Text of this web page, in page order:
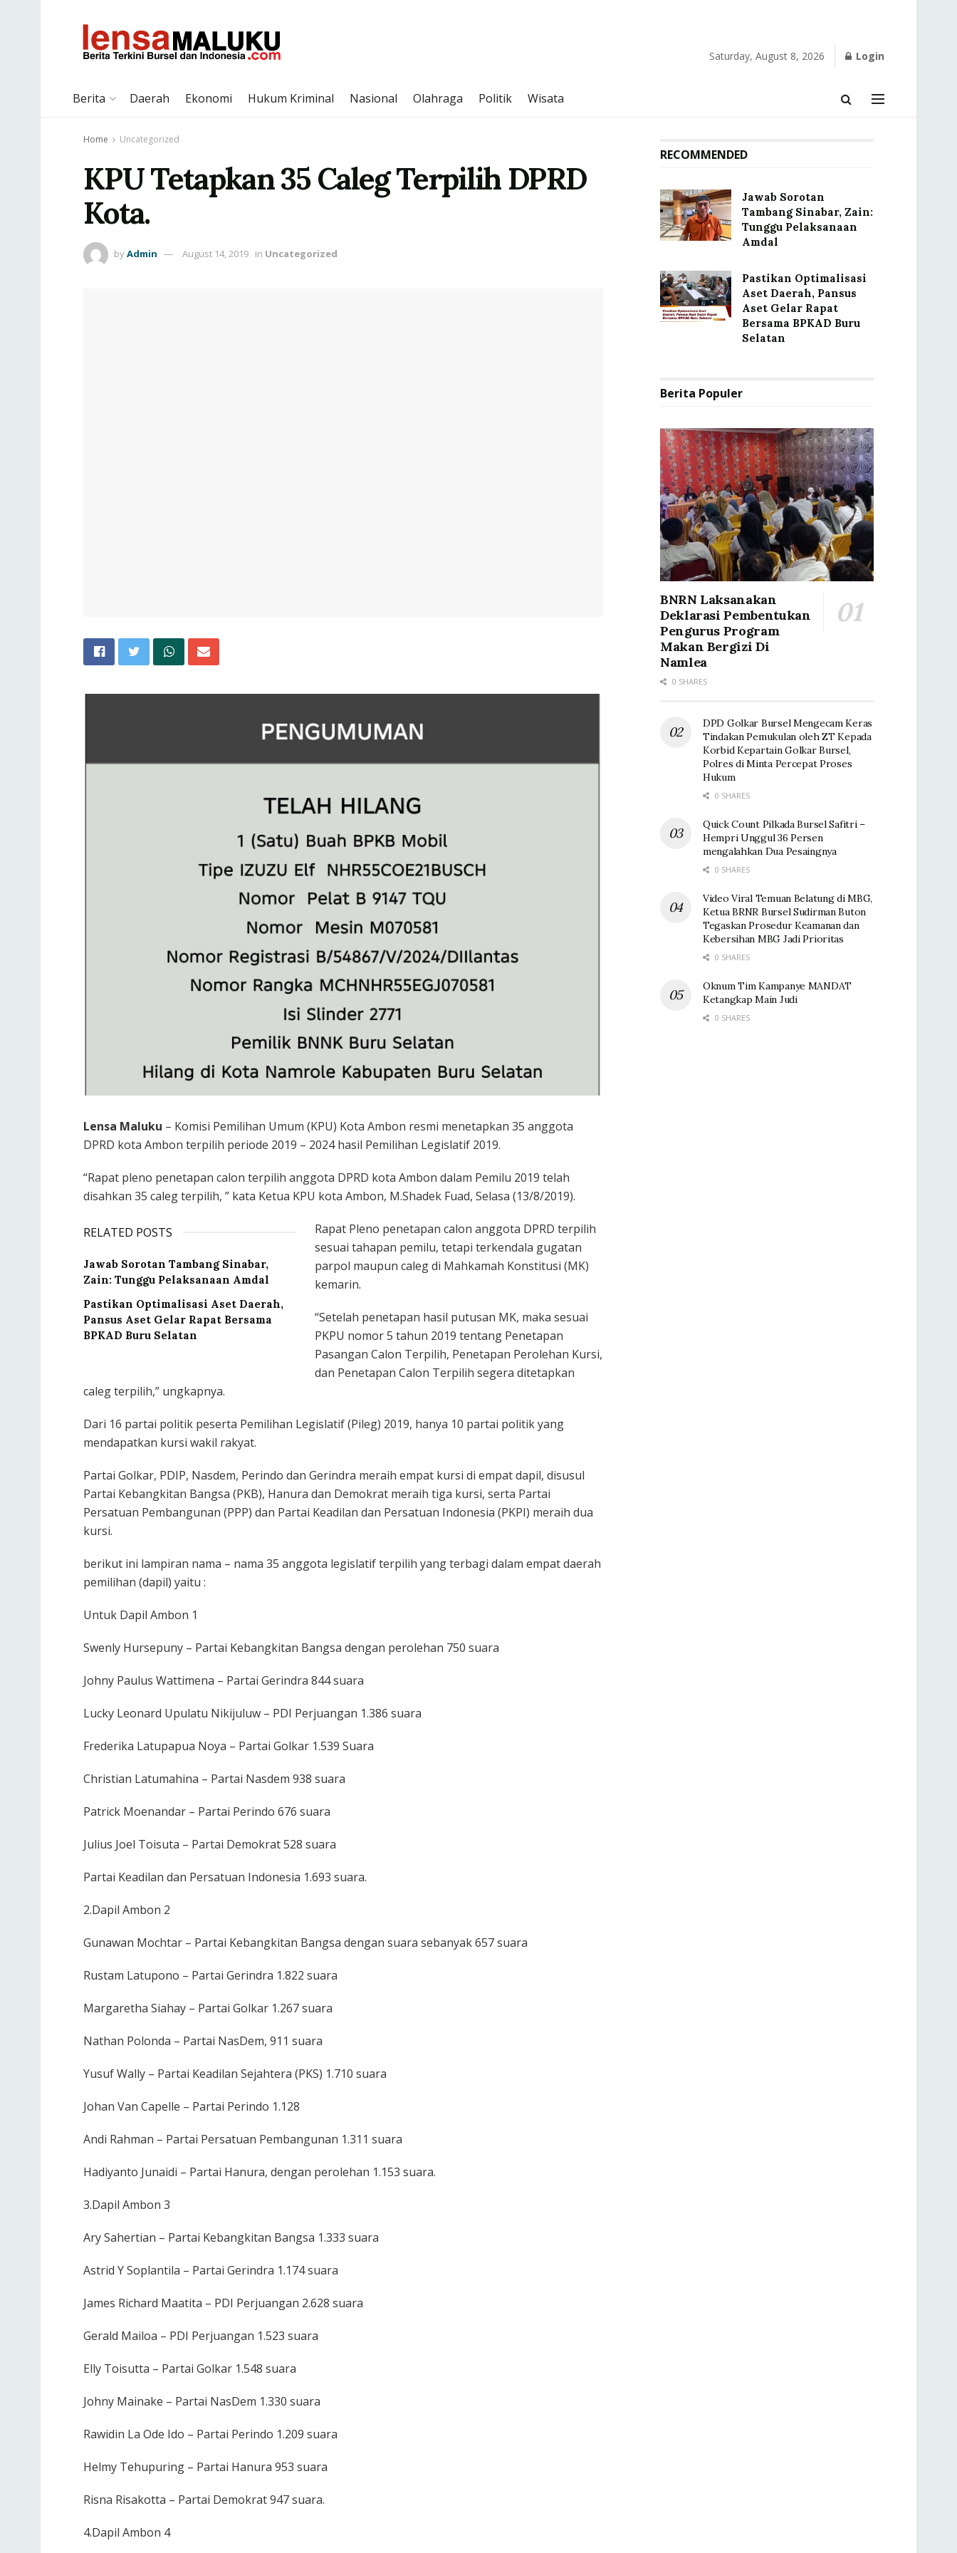
Saturday, August 8, 2026 Login
Berita Daerah Ekonomi Hukum Kriminal Nasional Olahraga Politik Wisata
Home Uncategorized
KPU Tetapkan 35 Caleg Terpilih DPRD
Kota.
byAdmin August 14, 2019 in Uncategorized
Lensa Maluku – Komisi Pemilihan Umum (KPU) Kota Ambon resmi menetapkan 35 anggota
DPRD kota Ambon terpilih periode 2019 – 2024 hasil Pemilihan Legislatif 2019.
“Rapat pleno penetapan calon terpilih anggota DPRD kota Ambon dalam Pemilu 2019 telah
disahkan 35 caleg terpilih, ” kata Ketua KPU kota Ambon, M.Shadek Fuad, Selasa (13/8/2019).
RELATED POSTS
Jawab Sorotan Tambang Sinabar,
Zain: Tunggu Pelaksanaan Amdal
Pastikan Optimalisasi Aset Daerah,
Pansus Aset Gelar Rapat Bersama
BPKAD Buru Selatan
Rapat Pleno penetapan calon anggota DPRD terpilih
sesuai tahapan pemilu, tetapi terkendala gugatan
parpol maupun caleg di Mahkamah Konstitusi (MK)
kemarin.
“Setelah penetapan hasil putusan MK, maka sesuai
PKPU nomor 5 tahun 2019 tentang Penetapan
Pasangan Calon Terpilih, Penetapan Perolehan Kursi,
dan Penetapan Calon Terpilih segera ditetapkan
caleg terpilih,” ungkapnya.
Dari 16 partai politik peserta Pemilihan Legislatif (Pileg) 2019, hanya 10 partai politik yang
mendapatkan kursi wakil rakyat.
Partai Golkar, PDIP, Nasdem, Perindo dan Gerindra meraih empat kursi di empat dapil, disusul
Partai Kebangkitan Bangsa (PKB), Hanura dan Demokrat meraih tiga kursi, serta Partai
Persatuan Pembangunan (PPP) dan Partai Keadilan dan Persatuan Indonesia (PKPI) meraih dua
kursi.
berikut ini lampiran nama – nama 35 anggota legislatif terpilih yang terbagi dalam empat daerah
pemilihan (dapil) yaitu :
Untuk Dapil Ambon 1
Swenly Hursepuny – Partai Kebangkitan Bangsa dengan perolehan 750 suara
Johny Paulus Wattimena – Partai Gerindra 844 suara
Lucky Leonard Upulatu Nikijuluw – PDI Perjuangan 1.386 suara
Frederika Latupapua Noya – Partai Golkar 1.539 Suara
Christian Latumahina – Partai Nasdem 938 suara
Patrick Moenandar – Partai Perindo 676 suara
Julius Joel Toisuta – Partai Demokrat 528 suara
Partai Keadilan dan Persatuan Indonesia 1.693 suara.
2.Dapil Ambon 2
Gunawan Mochtar – Partai Kebangkitan Bangsa dengan suara sebanyak 657 suara
Rustam Latupono – Partai Gerindra 1.822 suara
Margaretha Siahay – Partai Golkar 1.267 suara
Nathan Polonda – Partai NasDem, 911 suara
Yusuf Wally – Partai Keadilan Sejahtera (PKS) 1.710 suara
Johan Van Capelle – Partai Perindo 1.128
Andi Rahman – Partai Persatuan Pembangunan 1.311 suara
Hadiyanto Junaidi – Partai Hanura, dengan perolehan 1.153 suara.
3.Dapil Ambon 3
Ary Sahertian – Partai Kebangkitan Bangsa 1.333 suara
Astrid Y Soplantila – Partai Gerindra 1.174 suara
James Richard Maatita – PDI Perjuangan 2.628 suara
Gerald Mailoa – PDI Perjuangan 1.523 suara
Elly Toisutta – Partai Golkar 1.548 suara
Johny Mainake – Partai NasDem 1.330 suara
Rawidin La Ode Ido – Partai Perindo 1.209 suara
Helmy Tehupuring – Partai Hanura 953 suara
Risna Risakotta – Partai Demokrat 947 suara.
4.Dapil Ambon 4
RECOMMENDED
Jawab Sorotan
Tambang Sinabar, Zain:
Tunggu Pelaksanaan
Amdal
Pastikan Optimalisasi
Aset Daerah, Pansus
Aset Gelar Rapat
Bersama BPKAD Buru
Selatan
Berita Populer
BNRN Laksanakan
Deklarasi Pembentukan
Pengurus Program
Makan Bergizi Di
Namlea
0 SHARES
DPD Golkar Bursel Mengecam Keras
Tindakan Pemukulan oleh ZT Kepada
Korbid Kepartain Golkar Bursel,
Polres di Minta Percepat Proses
Hukum
0 SHARES
Quick Count Pilkada Bursel Safitri –
Hempri Unggul 36 Persen
mengalahkan Dua Pesaingnya
0 SHARES
Video Viral Temuan Belatung di MBG,
Ketua BRNR Bursel Sudirman Buton
Tegaskan Prosedur Keamanan dan
Kebersihan MBG Jadi Prioritas
0 SHARES
Oknum Tim Kampanye MANDAT
Ketangkap Main Judi
0 SHARES